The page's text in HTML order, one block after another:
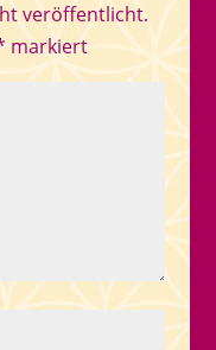
veröffentlicht.
markiert